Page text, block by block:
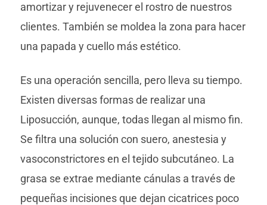
amortizar y rejuvenecer el rostro de nuestros
clientes. También se moldea la zona para hacer
una papada y cuello más estético.
Es una operación sencilla, pero lleva su tiempo.
Existen diversas formas de realizar una
Liposucción, aunque, todas llegan al mismo fin.
Se filtra una solución con suero, anestesia y
vasoconstrictores en el tejido subcutáneo. La
grasa se extrae mediante cánulas a través de
pequeñas incisiones que dejan cicatrices poco